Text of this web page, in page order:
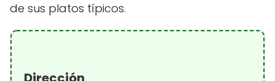
de sus platos típicos.